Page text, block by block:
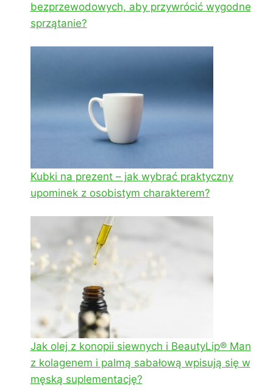
bezprzewodowych, aby przywrócić wygodne
sprzątanie?
Kubki na prezent – jak wybrać praktyczny
upominek z osobistym charakterem?
Jak olej z konopii siewnych i BeautyLip® Man
z kolagenem i palmą sabałową wpisują się w
męską suplementację?